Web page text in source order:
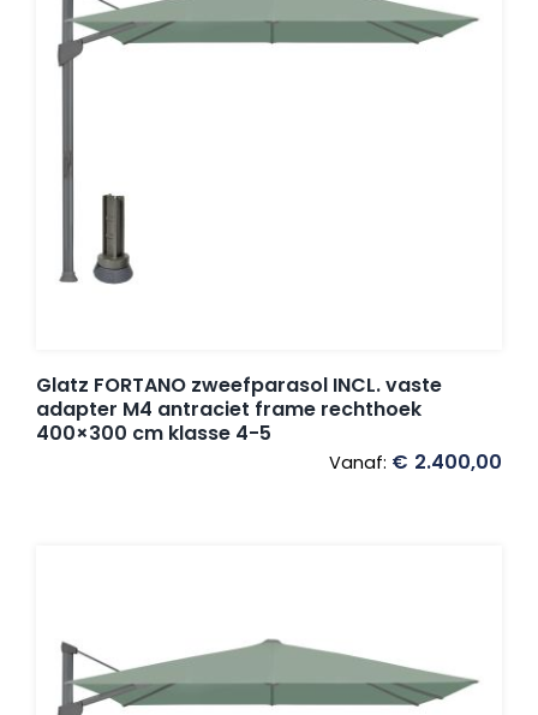
Glatz FORTANO zweefparasol INCL. vaste
adapter M4 antraciet frame rechthoek
400×300 cm klasse 4-5
Vanaf: € 2.400,00